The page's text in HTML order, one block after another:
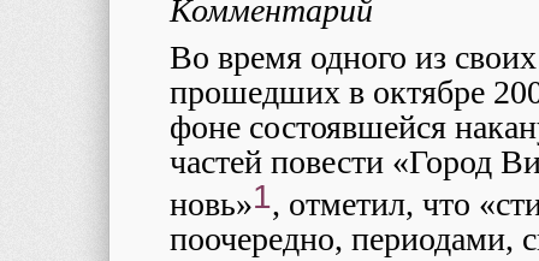
Комментарий
Во время одного из
прошедших в октябре
фоне состоявшейся
частей повести «Город
новь»1, отметил, что
поочередно, периодами,